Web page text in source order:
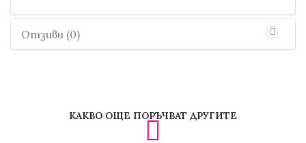
Отзиви (0)
КАКВО ОЩЕ ПОРЪЧВАТ ДРУГИТЕ